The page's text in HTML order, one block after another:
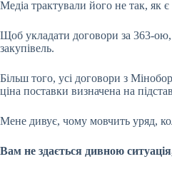
Медіа трактували його не так, як
Щоб укладати договори за 363-
закупівель.
Більш того, усі договори з
ціна поставки визначена на
Мене дивує, чому мовчить уряд,
Вам не здається дивною